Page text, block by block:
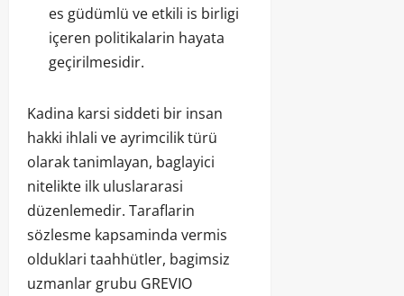
es güdümlü ve etkili is birligi
içeren politikalarin hayata
geçirilmesidir.
Kadina karsi siddeti bir insan
hakki ihlali ve ayrimcilik türü
olarak tanimlayan, baglayici
nitelikte ilk uluslararasi
düzenlemedir. Taraflarin
sözlesme kapsaminda vermis
olduklari taahhütler, bagimsiz
uzmanlar grubu GREVIO